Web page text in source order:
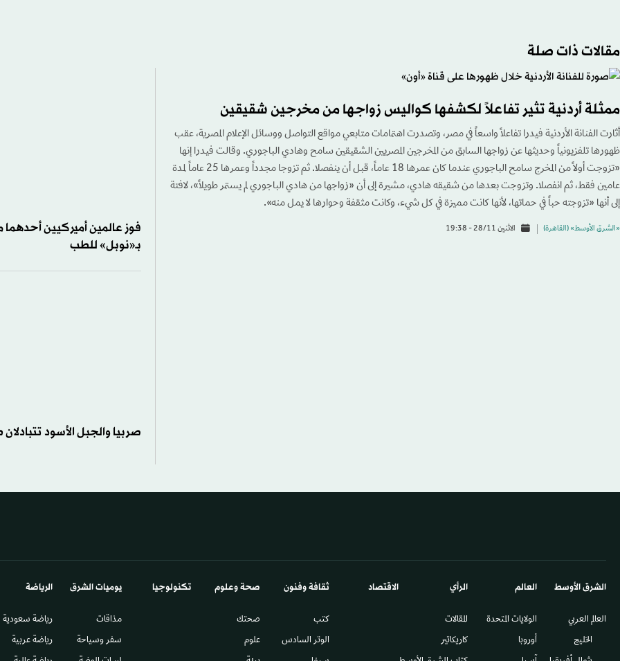
مقالات ذات صلة
ممثلة أردنية تثير تفاعلاً لكشفها كواليس زواجها من مخرجين شقيقين
أثارت الفنانة الأردنية فيدرا تفاعلاً واسعاً في مصر، وتصدرت اهتمامات متابعي مواقع التواصل ووسائل الإعلام المصرية، عقب
ظهورها تلفزيونياً وحديثها عن زواجها السابق من المخرجين المصريين الشقيقين سامح وهادي الباجوري. وقالت فيدرا إنها
«تزوجت أولاً من المخرج سامح الباجوري عندما كان عمرها 18 عاماً، قبل أن ينفصلا. ثم تزوجا مجدداً وعمرها 25 عاماً لمدة
عامين فقط، ثم انفصلا. وتزوجت بعدها من شقيقه هادي، مشيرة إلى أن «زواجها من هادي الباجوري لم يستمر طويلاً»، لافتة
إلى أنها «تزوجته حباً في حماتها، لأنها كانت مميزة في كل شيء، وكانت مثقفة وحوارها لا يمل منه».
«الشرق الأوسط» (القاهرة) الاثنين 28/11 - 19:38
فوز عالمين أميركيين
بـ«نوبل» للطب
صربيا والجبل الأسود تتبادلان
الشرق الأوسط​
العالم العربي
الخليج
العالم
الولايات المتحدة
أوروبا
الرأي
المقالات
كاريكاتير
الاقتصاد ثقافة وفنون
كتب
الوتر السادس​
صحة وعلوم
صحتك
علوم
تكنولوجيا يوميات الشرق​
مذاقات
سفر وسياحة
الرياضة
رياضة سعودية
رياضة عربية